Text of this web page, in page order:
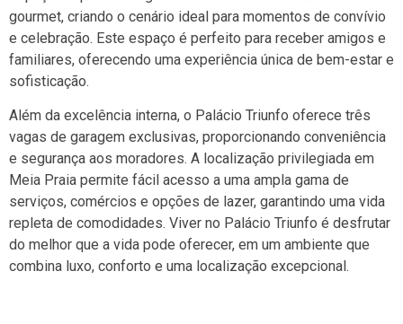
gourmet, criando o cenário ideal para momentos de convívio
e celebração. Este espaço é perfeito para receber amigos e
familiares, oferecendo uma experiência única de bem-estar e
sofisticação.
Além da excelência interna, o Palácio Triunfo oferece três
vagas de garagem exclusivas, proporcionando conveniência
e segurança aos moradores. A localização privilegiada em
Meia Praia permite fácil acesso a uma ampla gama de
serviços, comércios e opções de lazer, garantindo uma vida
repleta de comodidades. Viver no Palácio Triunfo é desfrutar
do melhor que a vida pode oferecer, em um ambiente que
combina luxo, conforto e uma localização excepcional.